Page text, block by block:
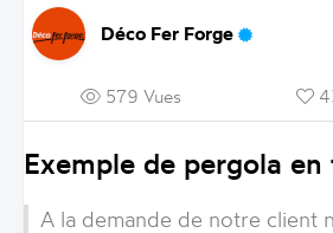
Déco Fer Forge
579 Vues
Exemple de pergola en
A la demande de notre client